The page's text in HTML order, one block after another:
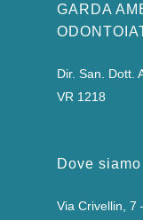
GARDA
Dir. San. Dott.
VR 1218
Dove siamo
Via Crivellin, 7